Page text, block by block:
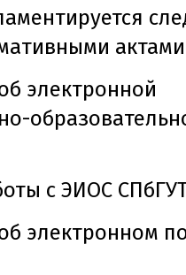
электронной
с ЭИОС
электронном